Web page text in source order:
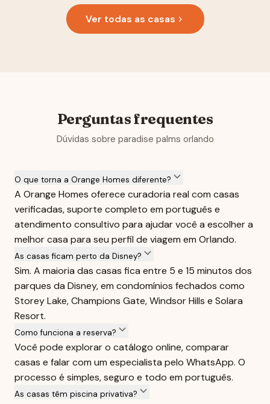
Ver todas as casas
Perguntas frequentes
Dúvidas sobre paradise palms orlando
O que torna a Orange Homes diferente?
A Orange Homes oferece curadoria real com casas
verificadas, suporte completo em português e
atendimento consultivo para ajudar você a escolher a
melhor casa para seu perfil de viagem em Orlando.
As casas ficam perto da Disney?
Sim. A maioria das casas fica entre 5 e 15 minutos dos
parques da Disney, em condomínios fechados como
Storey Lake, Champions Gate, Windsor Hills e Solara
Resort.
Como funciona a reserva?
Você pode explorar o catálogo online, comparar
casas e falar com um especialista pelo WhatsApp. O
processo é simples, seguro e todo em português.
As casas têm piscina privativa?